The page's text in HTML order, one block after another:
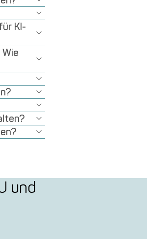
KI-
und